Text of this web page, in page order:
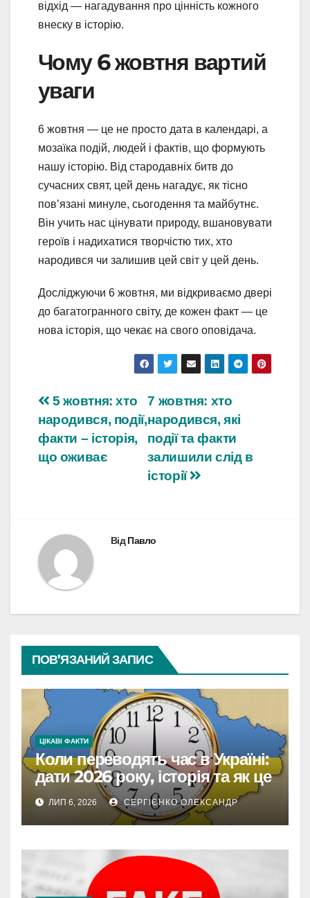
відхід — нагадування про цінність кожного
внеску в історію.
Чому 6 жовтня вартий
уваги
6 жовтня — це не просто дата в календарі, а
мозаїка подій, людей і фактів, що формують
нашу історію. Від стародавніх битв до
сучасних свят, цей день нагадує, як тісно
пов’язані минуле, сьогодення та майбутнє.
Він учить нас цінувати природу, вшановувати
героїв і надихатися творчістю тих, хто
народився чи залишив цей світ у цей день.
Досліджуючи 6 жовтня, ми відкриваємо двері
до багатогранного світу, де кожен факт — це
нова історія, що чекає на свого оповідача.
Навігація
записів
7 жовтня: хто
народився, які
події та факти
залишили слід в
історії
5 жовтня: хто
народився, події,
факти – історія,
що оживає
ВідПавло
ПОВ’ЯЗАНИЙ ЗАПИС
ЦІКАВІ ФАКТИ
Коли переводять час в Україні:
дати 2026 року, історія та як це
впливає на життя
ЛИП 6, 2026 СЕРГІЄНКО ОЛЕКСАНДР